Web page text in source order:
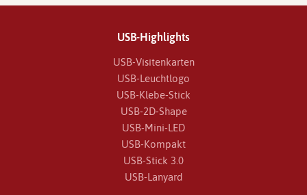
USB-Highlights
USB-Visitenkarten
USB-Leuchtlogo
USB-Klebe-Stick
USB-2D-Shape
USB-Mini-LED
USB-Kompakt
USB-Stick 3.0
USB-Lanyard